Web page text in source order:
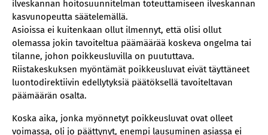
ilveskannan hoitosuunnitelman toteuttamiseen ilveskannan
kasvunopeutta säätelemällä.
Asioissa ei kuitenkaan ollut ilmennyt, että olisi ollut
olemassa jokin tavoiteltua päämäärää koskeva ongelma tai
tilanne, johon poikkeusluvilla on puututtava.
Riistakeskuksen myöntämät poikkeusluvat eivät täyttäneet
luontodirektiivin edellytyksiä päätöksellä tavoiteltavan
päämäärän osalta.
Koska aika, jonka myönnetyt poikkeusluvat ovat olleet
voimassa, oli jo päättynyt, enempi lausuminen asiassa ei